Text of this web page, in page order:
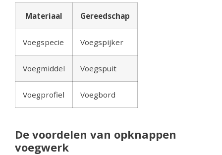
Materiaal Gereedschap
Voegspecie Voegspijker
Voegmiddel Voegspuit
Voegprofiel Voegbord
De voordelen van opknappen
voegwerk